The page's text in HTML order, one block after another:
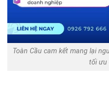
Toàn Cầu cam kết mang lại
tối ưu